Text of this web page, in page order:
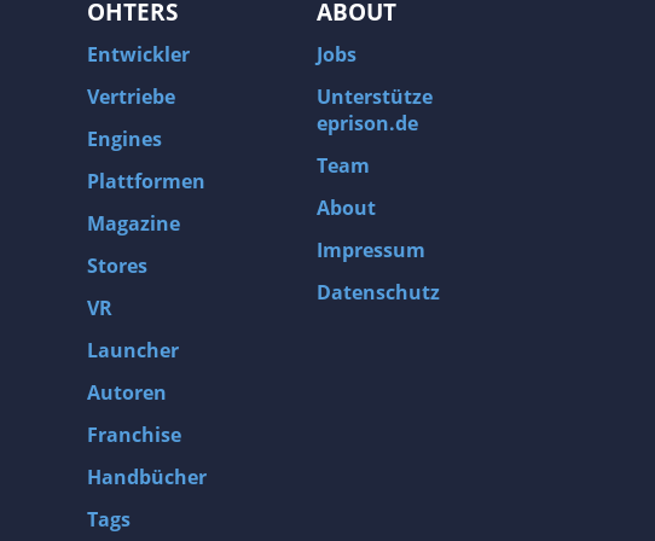
OHTERS
Entwickler
Vertriebe
Engines
Plattformen
Magazine
Stores
VR
Launcher
Autoren
Franchise
Handbücher
Tags
ABOUT
Jobs
Unterstütze
eprison.de
Team
About
Impressum
Datenschutz